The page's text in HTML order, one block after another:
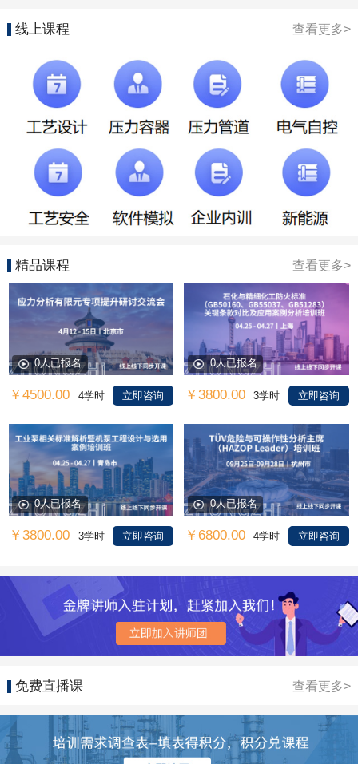
线上课程 查看更多>
精品课程 查看更多>
0人已报名
￥4500.00 4学时 立即咨询
0人已报名
￥3800.00 3学时 立即咨询
0人已报名
￥3800.00 3学时 立即咨询
0人已报名
￥6800.00 4学时 立即咨询
免费直播课 查看更多>